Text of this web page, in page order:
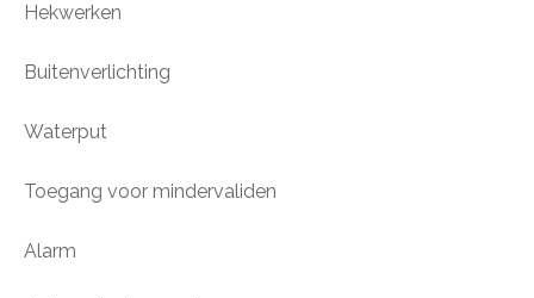
Hekwerken
Buitenverlichting
Waterput
Toegang voor mindervaliden
Alarm